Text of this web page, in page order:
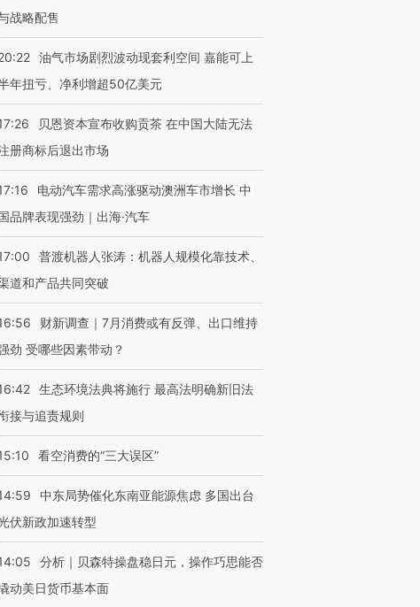
的吸金
么让中产们甘
虐”？
粒摇头丸 尿检体内含3种
毒品
度Z世代 用街头抗争将教
育部长拱下台
球最热百城独占
度如何熬过48°C
38岁梅西上演帽子戏法
阿根廷3-0阿尔及利亚
围棋失利的邓煜 两位菲尔
兹奖得主的“非天才”拼图
战略配售
油气市场剧烈波动现套利空间 嘉能可上
年扭亏、净利增超50亿美元
贝恩资本宣布收购贡茶 在中国大陆无法
册商标后退出市场
电动汽车需求高涨驱动澳洲车市增长 中
品牌表现强劲｜出海·汽车
普渡机器人张涛：机器人规模化靠技术、
道和产品共同突破
财新调查｜7月消费或有反弹、出口维持
劲 受哪些因素带动？
生态环境法典将施行 最高法明确新旧法
接与追责规则
看空消费的“三大误区”
中东局势催化东南亚能源焦虑 多国出台
伏新政加速转型
分析｜贝森特操盘稳日元，操作巧思能否
动美日货币基本面